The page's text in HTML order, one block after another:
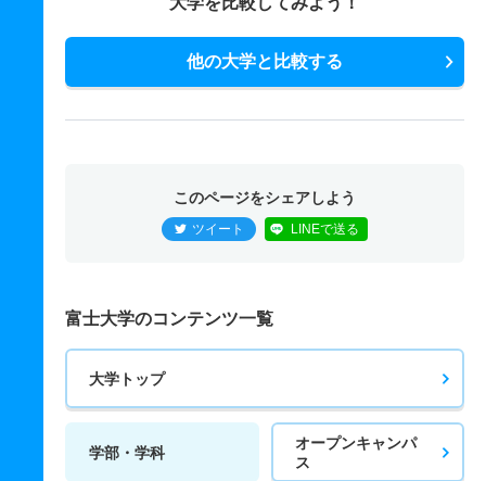
他の大学と比較する
このページをシェアしよう
ツイート LINEで送る
富士大学のコンテンツ一覧
大学トップ
学部・学科
オープンキャンパ
ス